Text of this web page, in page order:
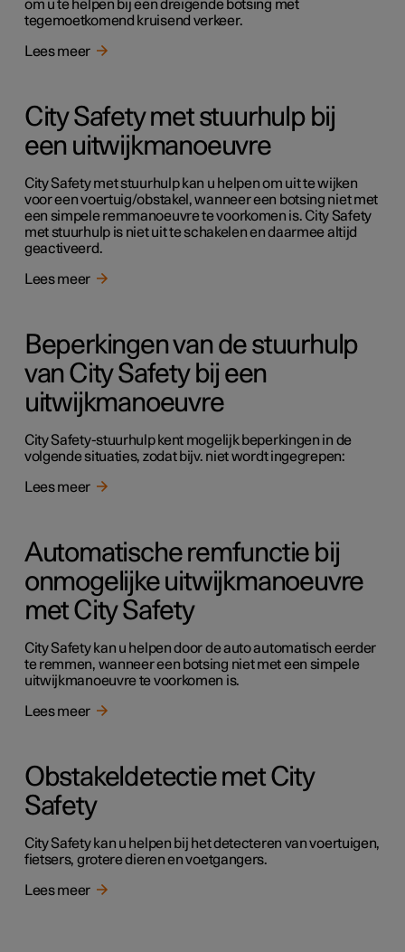
om u te helpen bij een dreigende botsing met
tegemoetkomend kruisend verkeer.
Lees meer
City Safety met stuurhulp bij
een uitwijkmanoeuvre
City Safety met stuurhulp kan u helpen om uit te wijken
voor een voertuig/obstakel, wanneer een botsing niet met
een simpele remmanoeuvre te voorkomen is. City Safety
met stuurhulp is niet uit te schakelen en daarmee altijd
geactiveerd.
Lees meer
Beperkingen van de stuurhulp
van City Safety bij een
uitwijkmanoeuvre
City Safety-stuurhulp kent mogelijk beperkingen in de
volgende situaties, zodat bijv. niet wordt ingegrepen:
Lees meer
Automatische remfunctie bij
onmogelijke uitwijkmanoeuvre
met City Safety
City Safety kan u helpen door de auto automatisch eerder
te remmen, wanneer een botsing niet met een simpele
uitwijkmanoeuvre te voorkomen is.
Lees meer
Obstakeldetectie met City
Safety
City Safety kan u helpen bij het detecteren van voertuigen,
fietsers, grotere dieren en voetgangers.
Lees meer